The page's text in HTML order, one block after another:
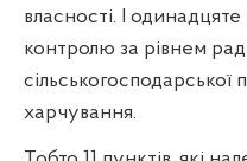
власності. І
контролю за рівнем
сільськогосподарської
харчування.